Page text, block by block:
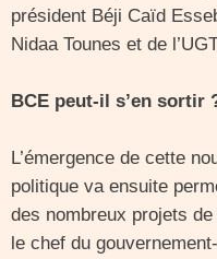
président Béji Caïd
Nidaa Tounes et de
BCE peut-il s’en sortir
L’émergence de cette
politique va ensuite
des nombreux projets
le chef du